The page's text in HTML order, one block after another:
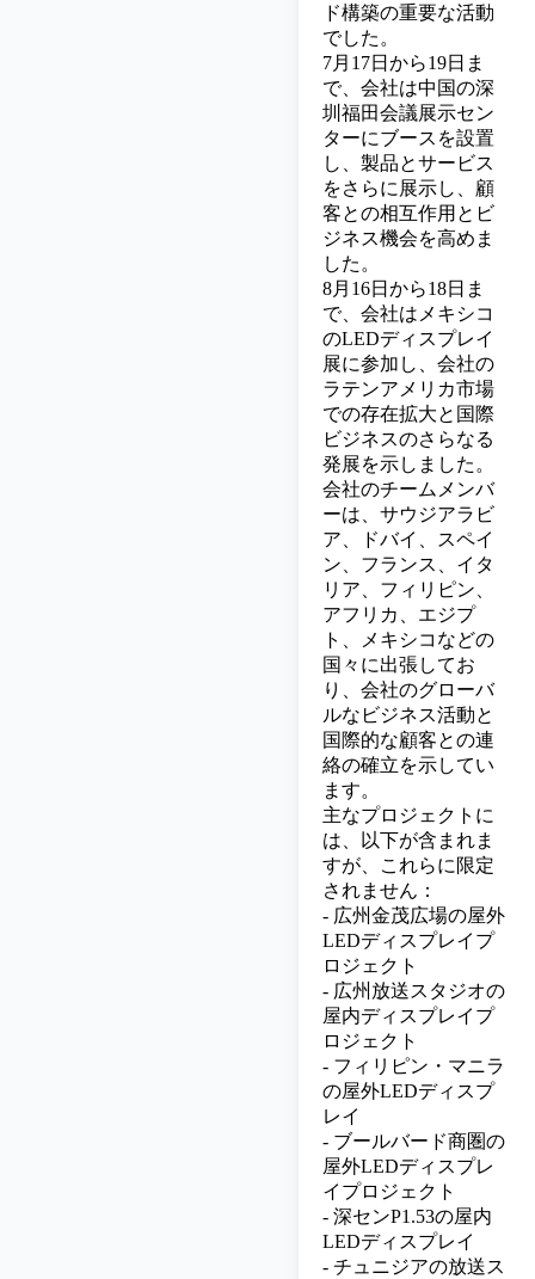
ド構築の重要な活動
でした。
7月17日から19日ま
で、会社は中国の深
圳福田会議展示セン
ターにブースを設置
し、製品とサービス
をさらに展示し、顧
客との相互作用とビ
ジネス機会を高めま
した。
8月16日から18日ま
で、会社はメキシコ
のLEDディスプレイ
展に参加し、会社の
ラテンアメリカ市場
での存在拡大と国際
ビジネスのさらなる
発展を示しました。
会社のチームメンバ
ーは、サウジアラビ
ア、ドバイ、スペイ
ン、フランス、イタ
リア、フィリピン、
アフリカ、エジプ
ト、メキシコなどの
国々に出張してお
り、会社のグローバ
ルなビジネス活動と
国際的な顧客との連
絡の確立を示してい
ます。
主なプロジェクトに
は、以下が含まれま
すが、これらに限定
されません：
- 広州金茂広場の屋外
LEDディスプレイプ
ロジェクト
- 広州放送スタジオの
屋内ディスプレイプ
ロジェクト
- フィリピン・マニラ
の屋外LEDディスプ
レイ
- ブールバード商圏の
屋外LEDディスプレ
イプロジェクト
- 深センP1.53の屋内
LEDディスプレイ
- チュニジアの放送ス